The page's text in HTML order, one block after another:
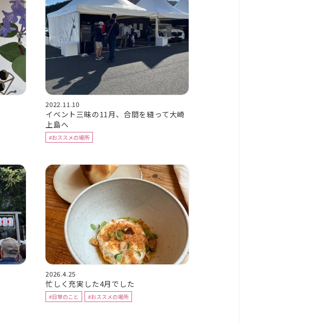
2022.11.10
イベント三昧の11月、合間を縫って大崎
上島へ
#おススメの場所
2026.4.25
忙しく充実した4月でした
#日常のこと #おススメの場所